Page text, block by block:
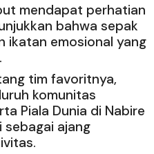
mendapat perhatian
bahwa sepak
ikatan emosional yang
tim favoritnya,
komunitas
Piala Dunia di Nabire
sebagai ajang